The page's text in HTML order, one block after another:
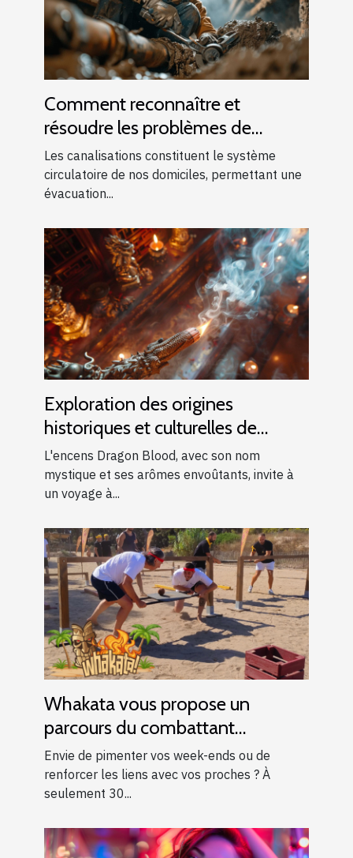
Comment reconnaître et
résoudre les problèmes de
canalisations bouchées
Les canalisations constituent le système
circulatoire de nos domiciles, permettant une
évacuation...
Exploration des origines
historiques et culturelles de
l'encens Dragon Blood
L'encens Dragon Blood, avec son nom
mystique et ses arômes envoûtants, invite à
un voyage à...
Whakata vous propose un
parcours du combattant
d’exception près d’Aix-en-
Provence !
Envie de pimenter vos week-ends ou de
renforcer les liens avec vos proches ? À
seulement 30...